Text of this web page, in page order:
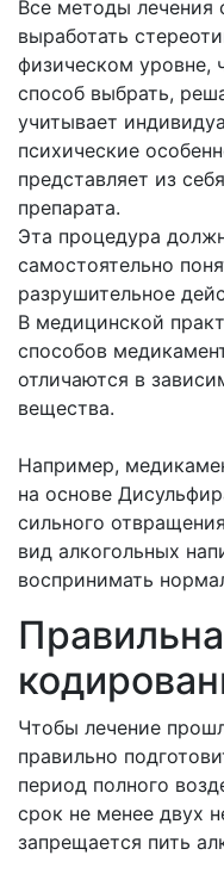
Все методы лечения
выработать
физическом уровне,
способ выбрать,
учитывает
психические
представляет из
препарата.
Эта процедура
самостоятельно
разрушительное
В медицинской
способов
отличаются в
вещества.
Например,
на основе
сильного
вид алкогольных
воспринимать
Чтобы лечение
правильно
период полного
срок не менее двух
запрещается пить